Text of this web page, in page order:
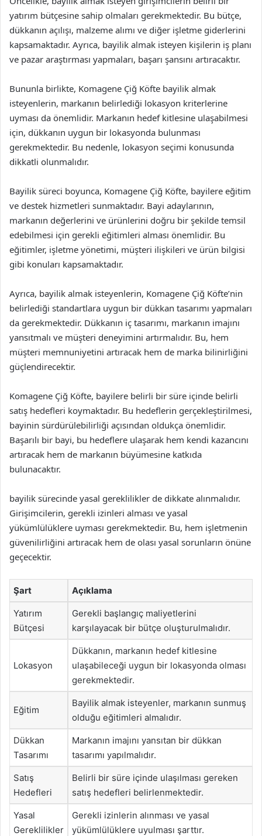
yatırım bütçesine sahip olmaları gerekmektedir. Bu bütçe,
dükkanın açılışı, malzeme alımı ve diğer işletme giderlerini
kapsamaktadır. Ayrıca, bayilik almak isteyen kişilerin iş planı
ve pazar araştırması yapmaları, başarı şansını artıracaktır.
Bununla birlikte, Komagene Çiğ Köfte bayilik almak
isteyenlerin, markanın belirlediği lokasyon kriterlerine
uyması da önemlidir. Markanın hedef kitlesine ulaşabilmesi
için, dükkanın uygun bir lokasyonda bulunması
gerekmektedir. Bu nedenle, lokasyon seçimi konusunda
dikkatli olunmalıdır.
Bayilik süreci boyunca, Komagene Çiğ Köfte, bayilere eğitim
ve destek hizmetleri sunmaktadır. Bayi adaylarının,
markanın değerlerini ve ürünlerini doğru bir şekilde temsil
edebilmesi için gerekli eğitimleri alması önemlidir. Bu
eğitimler, işletme yönetimi, müşteri ilişkileri ve ürün bilgisi
gibi konuları kapsamaktadır.
Ayrıca, bayilik almak isteyenlerin, Komagene Çiğ Köfte’nin
belirlediği standartlara uygun bir dükkan tasarımı yapmaları
da gerekmektedir. Dükkanın iç tasarımı, markanın imajını
yansıtmalı ve müşteri deneyimini artırmalıdır. Bu, hem
müşteri memnuniyetini artıracak hem de marka bilinirliğini
güçlendirecektir.
Komagene Çiğ Köfte, bayilere belirli bir süre içinde belirli
satış hedefleri koymaktadır. Bu hedeflerin gerçekleştirilmesi,
bayinin sürdürülebilirliği açısından oldukça önemlidir.
Başarılı bir bayi, bu hedeflere ulaşarak hem kendi kazancını
artıracak hem de markanın büyümesine katkıda
bulunacaktır.
bayilik sürecinde yasal gereklilikler de dikkate alınmalıdır.
Girişimcilerin, gerekli izinleri alması ve yasal
yükümlülüklere uyması gerekmektedir. Bu, hem işletmenin
güvenilirliğini artıracak hem de olası yasal sorunların önüne
geçecektir.
Şart Açıklama
Yatırım
Bütçesi
Gerekli başlangıç maliyetlerini
karşılayacak bir bütçe oluşturulmalıdır.
Lokasyon
Dükkanın, markanın hedef kitlesine
ulaşabileceği uygun bir lokasyonda olması
gerekmektedir.
Eğitim
Bayilik almak isteyenler, markanın sunmuş
olduğu eğitimleri almalıdır.
Dükkan
Tasarımı
Markanın imajını yansıtan bir dükkan
tasarımı yapılmalıdır.
Satış
Hedefleri
Belirli bir süre içinde ulaşılması gereken
satış hedefleri belirlenmektedir.
Yasal
Gereklilikler
Gerekli izinlerin alınması ve yasal
yükümlülüklere uyulması şarttır.